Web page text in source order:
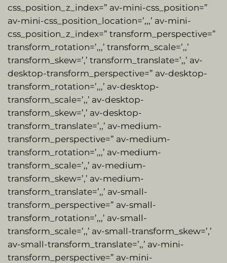
css_position_z_index=” av-mini-css_position=”
av-mini-css_position_location=’,,,’ av-mini-
css_position_z_index=” transform_perspective=”
transform_rotation=’,,,’ transform_scale=’,,’
transform_skew=’,’ transform_translate=’,,’ av-
desktop-transform_perspective=” av-desktop-
transform_rotation=’,,,’ av-desktop-
transform_scale=’,,’ av-desktop-
transform_skew=’,’ av-desktop-
transform_translate=’,,’ av-medium-
transform_perspective=” av-medium-
transform_rotation=’,,,’ av-medium-
transform_scale=’,,’ av-medium-
transform_skew=’,’ av-medium-
transform_translate=’,,’ av-small-
transform_perspective=” av-small-
transform_rotation=’,,,’ av-small-
transform_scale=’,,’ av-small-transform_skew=’,’
av-small-transform_translate=’,,’ av-mini-
transform_perspective=” av-mini-